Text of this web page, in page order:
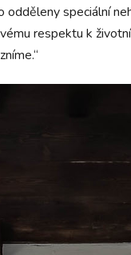
speciální
respektu k